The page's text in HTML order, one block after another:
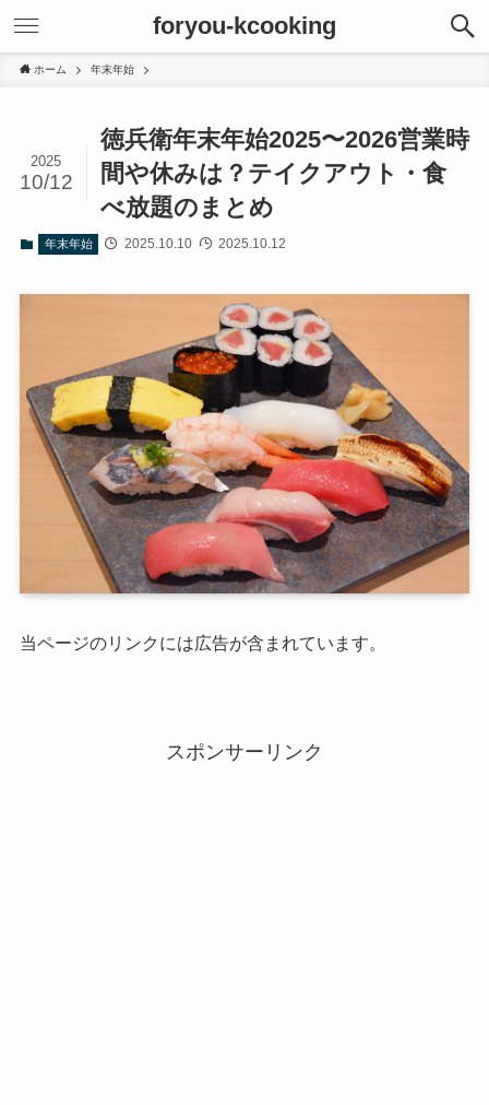
foryou-kcooking
ホーム 年末年始
徳兵衛年末年始2025〜2026営業時
間や休みは？テイクアウト・食
べ放題のまとめ
2025
10/12
年末年始 2025.10.10 2025.10.12
当ページのリンクには広告が含まれています。
スポンサーリンク